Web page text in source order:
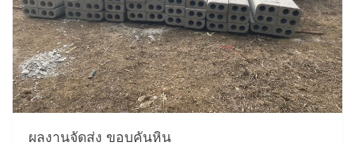
ผลงานจัดส่ง ขอบคันหิน